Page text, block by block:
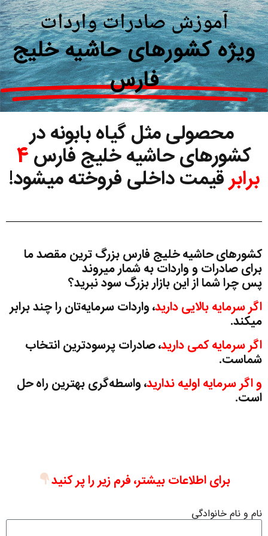
آموزش صادرات واردات
ویژه کشورهای حاشیه خلیج
فارس
محصولی مثل گیاه بابونه در
کشورهای حاشیه خلیج فارس4
برابرقیمت داخلی فروخته میشود!
کشورهای حاشیه خلیج فارس بزرگ ترین مقصد ما
برای صادرات و واردات به شمار میروند
پس چرا شما از این بازار بزرگ سود نبرید؟
اگر سرمایه بالایی دارید، واردات سرمایه‌تان را چند برابر
میکند.
اگر سرمایه کمی دارید، صادرات پرسودترین انتخاب
شماست.
و اگر سرمایه اولیه ندارید، واسطه‌گری بهترین راه حل
است.
برای اطلاعات بیشتر، فرم زیر را پر کنید
نام و نام خانوادگی